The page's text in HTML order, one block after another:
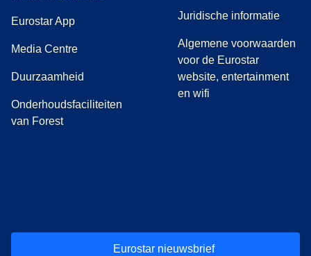
Eurostar App
Media Centre( opent in een nieuwe tab)
Duurzaamheid
Onderhoudsfaciliteiten
van Forest
Juridische informatie
Algemene voorwaarden
voor de Eurostar
website, entertainment
en wifi
Eurostar nieuwsbrief